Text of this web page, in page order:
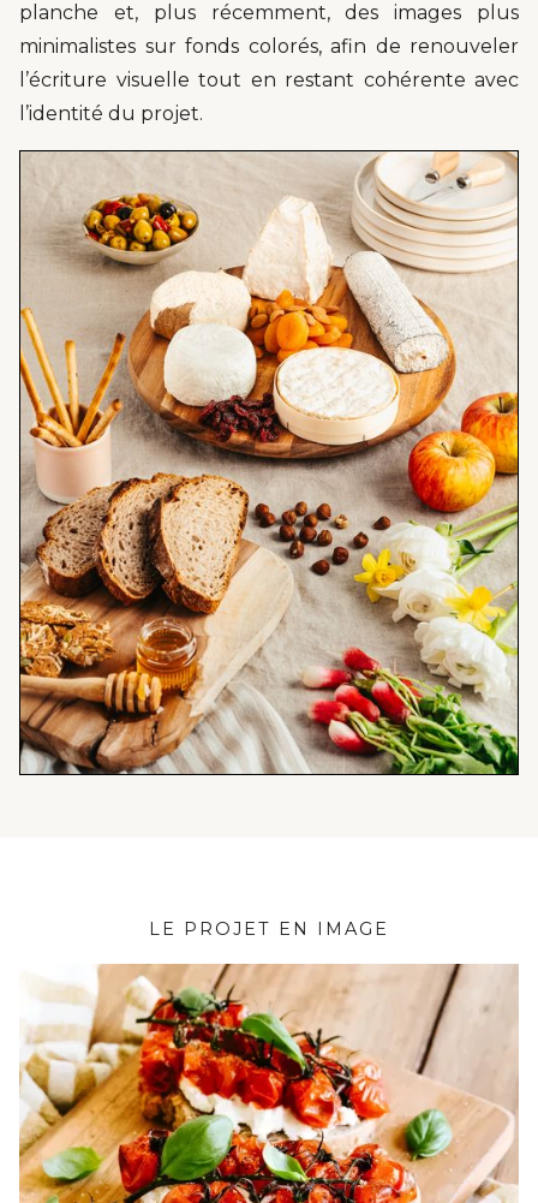
planche et, plus récemment, des images plus
minimalistes sur fonds colorés, afin de renouveler
l’écriture visuelle tout en restant cohérente avec
l’identité du projet.
LE PROJET EN IMAGE